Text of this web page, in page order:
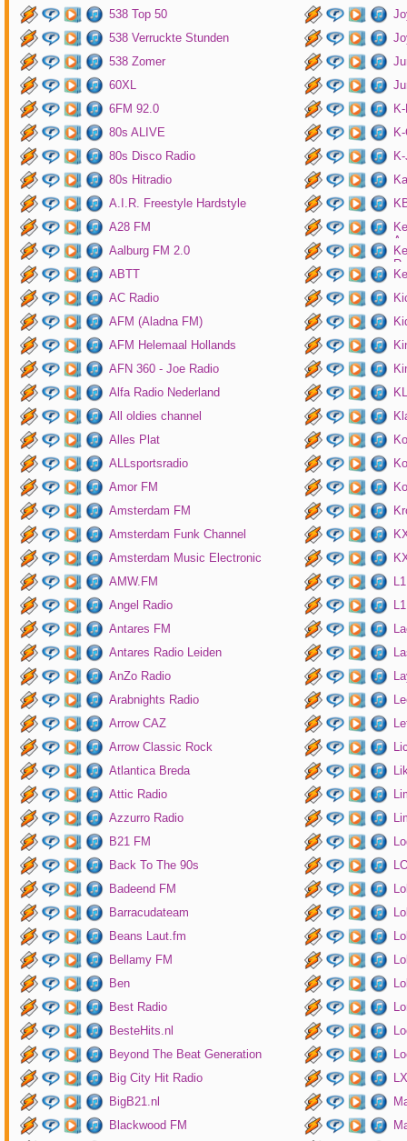
538 Top 50
538 Verruckte Stunden
538 Zomer
60XL
6FM 92.0
80s ALIVE
80s Disco Radio
80s Hitradio
A.I.R. Freestyle Hardstyle
A28 FM
Aalburg FM 2.0
ABTT
AC Radio
AFM (Aladna FM)
AFM Helemaal Hollands
AFN 360 - Joe Radio
Alfa Radio Nederland
All oldies channel
Alles Plat
ALLsportsradio
Amor FM
Amsterdam FM
Amsterdam Funk Channel
Amsterdam Music Electronic
AMW.FM
Angel Radio
Antares FM
Antares Radio Leiden
AnZo Radio
Arabnights Radio
Arrow CAZ
Arrow Classic Rock
Atlantica Breda
Attic Radio
Azzurro Radio
B21 FM
Back To The 90s
Badeend FM
Barracudateam
Beans Laut.fm
Bellamy FM
Ben
Best Radio
BesteHits.nl
Beyond The Beat Generation
Big City Hit Radio
BigB21.nl
Blackwood FM